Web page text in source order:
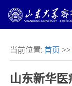
当前位置: 首页 >>
山东新华